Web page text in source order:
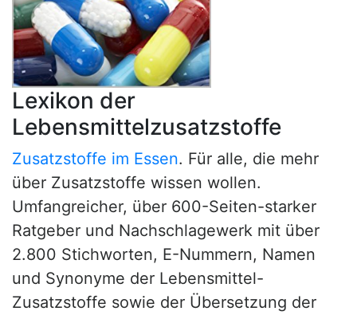
Lexikon der
Lebensmittelzusatzstoffe
Zusatzstoffe im Essen. Für alle, die mehr
über Zusatzstoffe wissen wollen.
Umfangreicher, über 600-Seiten-starker
Ratgeber und Nachschlagewerk mit über
2.800 Stichworten, E-Nummern, Namen
und Synonyme der Lebensmittel-
Zusatzstoffe sowie der Übersetzung der